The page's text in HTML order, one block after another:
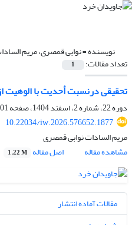
نویسنده =نوابی قمصری، مریم
تعداد مقالات: 1
تحقیقی درنسبت أحدیت با الوهیت
دوره 22، شماره 2، اسفند 1404، صفحه
10.22034/iw.2026.576652.1877
مریم السادات نوابی قمصری
مشاهده مقاله
اصل مقاله 1.22 M
مقالات آماده انتشار